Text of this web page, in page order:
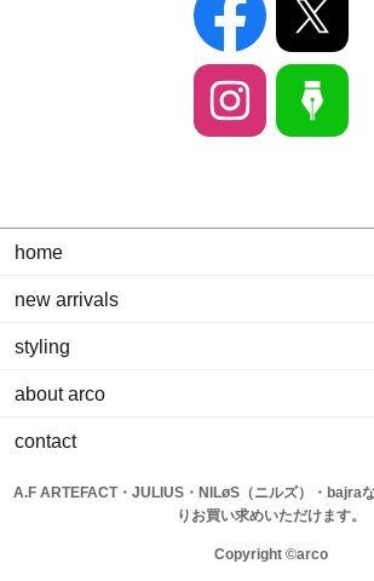
home
new arrivals
styling
about arco
contact
A.F ARTEFACT・JULIUS・NILøS（ニルズ）・bajra
りお買い求めいただけます。
Copyright ©arco